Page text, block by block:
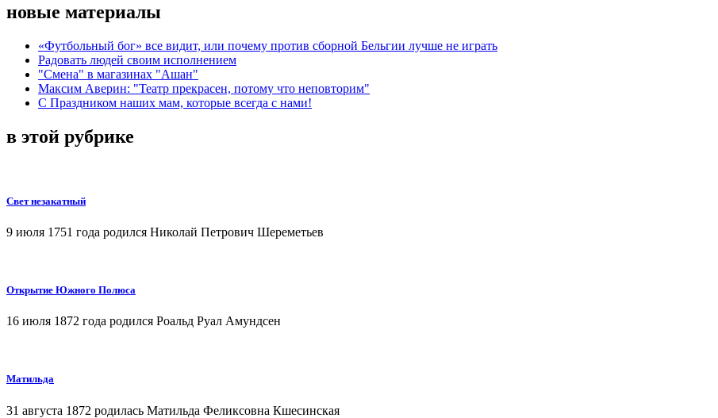
новые материалы
«Футбольный бог» все видит, или почему против сборной Бельгии лучше не играть
Радовать людей своим исполнением
"Смена" в магазинах "Ашан"
Максим Аверин: "Театр прекрасен, потому что неповторим"
С Праздником наших мам, которые всегда с нами!
в этой рубрике
Свет незакатный
9 июля 1751 года родился Николай Петрович Шереметьев
Открытие Южного Полюса
16 июля 1872 года родился Роальд Руал Амундсен
Матильда
31 августа 1872 родилась Матильда Феликсовна Кшесинская